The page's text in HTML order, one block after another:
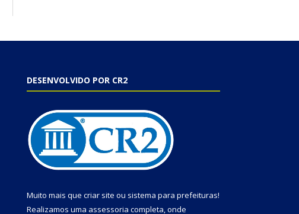
DESENVOLVIDO POR CR2
Muito mais que criar site ou sistema para prefeituras!
Realizamos uma assessoria completa, onde